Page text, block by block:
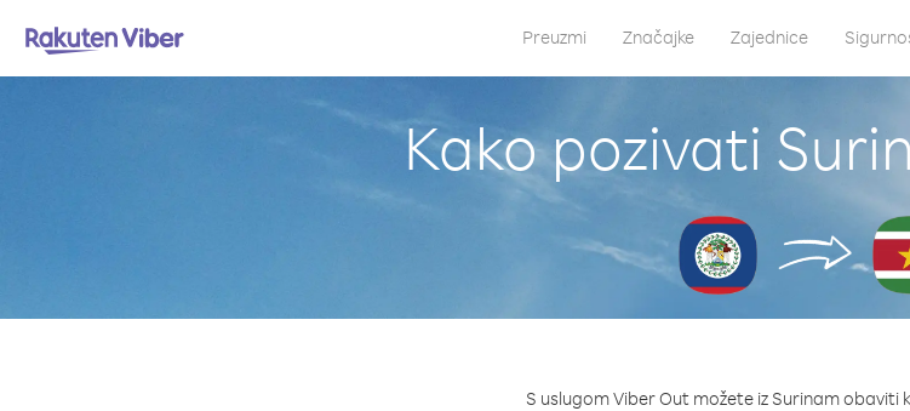
Preuzmi Značajke Zajednice
Kako pozivati
S uslugom Viber Out možete iz Surinam obaviti